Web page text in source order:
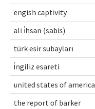
engish captivity
ali i̇hsan (sabis)
türk esir subayları
i̇ngiliz esareti
united states of america
the report of barker